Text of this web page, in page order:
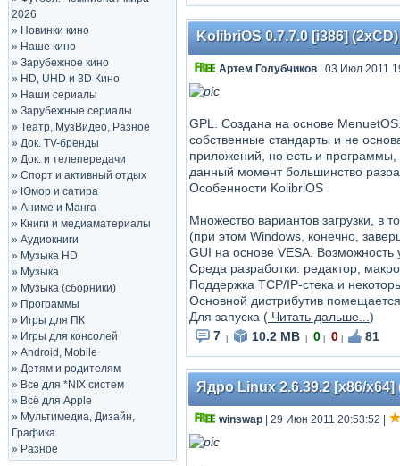
2026
» Новинки кино
» Наше кино
» Зарубежное кино
» HD, UHD и 3D Кино
» Наши сериалы
» Зарубежные сериалы
» Театр, МузВидео, Разное
» Док. TV-бренды
» Док. и телепередачи
» Спорт и активный отдых
» Юмор и сатира
» Аниме и Манга
» Книги и медиаматериалы
» Аудиокниги
» Музыка HD
» Музыка
» Музыка (сборники)
» Программы
» Игры для ПК
» Игры для консолей
» Android, Mobile
» Детям и родителям
» Все для *NIX систем
» Всё для Apple
» Мультимедиа, Дизайн,
Графика
» Разное
KolibriOS 0.7.7.0 [i386] (2xCD)
Артем Голубчиков | 03 Июл 2011
GPL. Создана на основе
собственные стандарты и не
приложений, но есть и
данный момент большинство
Особенности KolibriOS
Множество вариантов загрузки, в
(при этом Windows, конечно,
GUI на основе VESA.
Среда разработки: редактор,
Поддержка TCP/IP-стека и
Основной дистрибутив
Для запуска ( Читать дальше... )
7
10.2 MB 0 0 81
Ядро Linux 2.6.39.2 [x86/x64]
winswap | 29 Июн 2011 20:53:52